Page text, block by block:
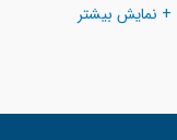
+ نمایش بیشتر